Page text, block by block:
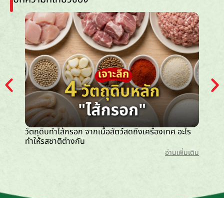
วัตถุดิบทำไส้กรอก จากเนื้อสัตว์สดถึงเครื่องเทศ อะไร
ทำให้รสชาติต่างกัน
อ่านเพิ่มเติม